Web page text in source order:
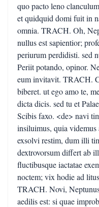
quo pacto leno
et quidquid domi fuit in
omnia. TRACH. Oh,
nullus est sapientior;
periurum perdidisti. sed
Periit potando, opinor.
eum invitavit. TRACH.
biberet. ut ego amo te,
dicta dicis. sed tu et
Scibis faxo. <de> navi
insiluimus, quia videmus
exsolvi restim, dum illi
dextrovorsum differt ab
fluctibusque iactatae
noctem; vix hodie ad
TRACH. Novi,
aedilis est: si quae